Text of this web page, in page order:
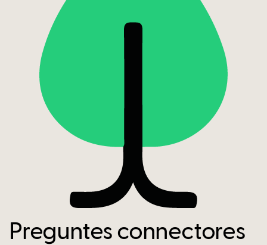
Preguntes connectores